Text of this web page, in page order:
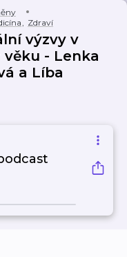
, Zdraví
výzvy v
- Lenka
a Líba